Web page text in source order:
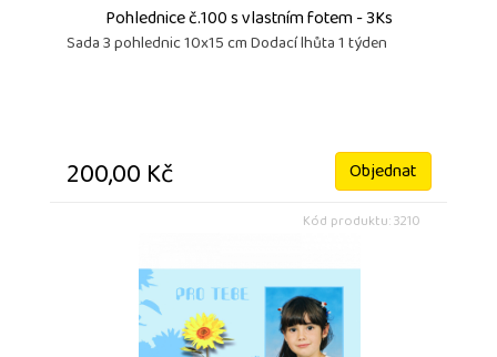
Pohlednice č.100 s vlastním fotem - 3Ks
Sada 3 pohlednic 10x15 cm Dodací lhůta 1 týden
200,00 Kč Objednat
Kód produktu: 3210